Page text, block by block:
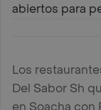
abiertos para
Los
Del Sabor Sh
en Soacha con